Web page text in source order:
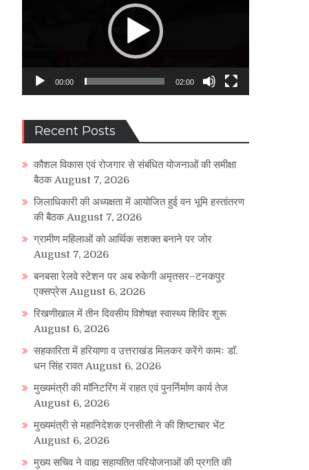
00:00 02:00
Recent Posts
कौशल विकास एवं रोजगार से संबंधित योजनाओं की समीक्षा
बैठक August 7, 2026
जिलाधिकारी की अध्यक्षता में आयोजित हुई वन भूमि हस्तांतरण
की बैठक August 7, 2026
ग्रामीण महिलाओं को आर्थिक सशक्त बनाने पर जोर
August 7, 2026
बनबसा रेलवे स्टेशन पर अब रुकेगी अमृतसर–टनकपुर
एक्सप्रेस August 6, 2026
रिखणीखाल में तीन दिवसीय विशेषज्ञ स्वास्थ्य शिविर शुरू
August 6, 2026
सहकारिता में हरियाणा व उत्तराखंड मिलकर करेंगे कामः डाॅ.
धन सिंह रावत August 6, 2026
मुख्यमंत्री की मॉनिटरिंग में राहत एवं पुनर्निर्माण कार्य तेज
August 6, 2026
मुख्यमंत्री से महानिदेशक एनसीसी ने की शिष्टाचार भेंट
August 6, 2026
मुख्य सचिव ने वाह्य सहायतित परियोजनाओं की प्रगति की